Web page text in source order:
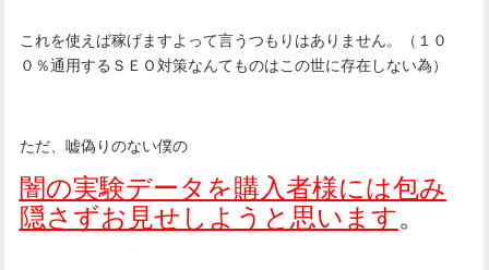
これを使えば稼げますよって言うつもりはありません。（１０
０％通用するＳＥＯ対策なんてものはこの世に存在しない為）
ただ、嘘偽りのない僕の
闇の実験データを購入者様には包み
隠さずお見せしようと思います。